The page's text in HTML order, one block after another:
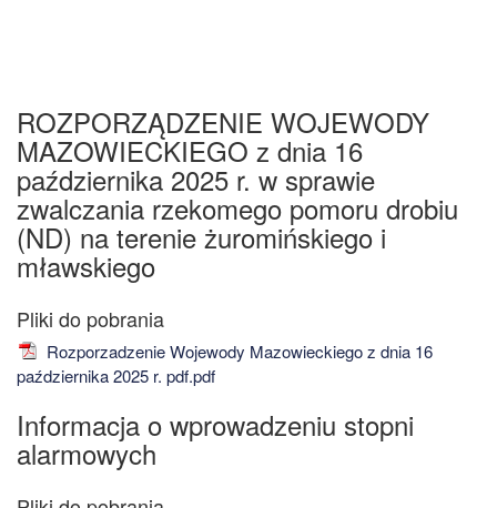
ROZPORZĄDZENIE WOJEWODY
MAZOWIECKIEGO z dnia 16
października 2025 r. w sprawie
zwalczania rzekomego pomoru drobiu
(ND) na terenie żuromińskiego i
mławskiego
Rozporzadzenie Wojewody Mazowieckiego z dnia 16
października 2025 r. pdf.pdf
Informacja o wprowadzeniu stopni
alarmowych